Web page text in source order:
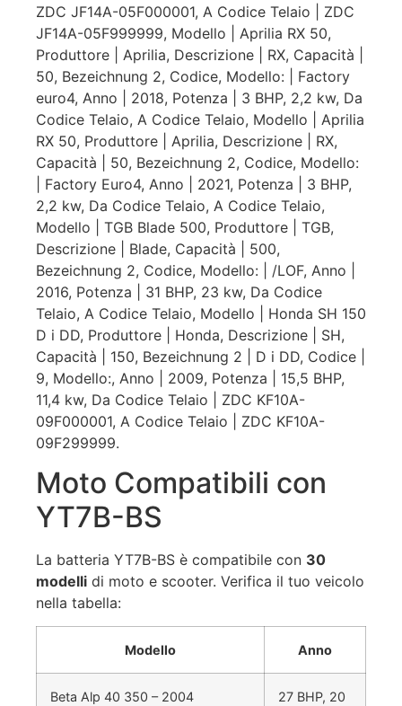
ZDC JF14A-05F000001, A Codice Telaio | ZDC
JF14A-05F999999, Modello | Aprilia RX 50,
Produttore | Aprilia, Descrizione | RX, Capacità |
50, Bezeichnung 2, Codice, Modello: | Factory
euro4, Anno | 2018, Potenza | 3 BHP, 2,2 kw, Da
Codice Telaio, A Codice Telaio, Modello | Aprilia
RX 50, Produttore | Aprilia, Descrizione | RX,
Capacità | 50, Bezeichnung 2, Codice, Modello:
| Factory Euro4, Anno | 2021, Potenza | 3 BHP,
2,2 kw, Da Codice Telaio, A Codice Telaio,
Modello | TGB Blade 500, Produttore | TGB,
Descrizione | Blade, Capacità | 500,
Bezeichnung 2, Codice, Modello: | /LOF, Anno |
2016, Potenza | 31 BHP, 23 kw, Da Codice
Telaio, A Codice Telaio, Modello | Honda SH 150
D i DD, Produttore | Honda, Descrizione | SH,
Capacità | 150, Bezeichnung 2 | D i DD, Codice |
9, Modello:, Anno | 2009, Potenza | 15,5 BHP,
11,4 kw, Da Codice Telaio | ZDC KF10A-
09F000001, A Codice Telaio | ZDC KF10A-
09F299999.
Moto Compatibili con
YT7B-BS
La batteria YT7B-BS è compatibile con 30
modelli di moto e scooter. Verifica il tuo veicolo
nella tabella:
Modello Anno
Beta Alp 40 350 – 2004
27 BHP, 20